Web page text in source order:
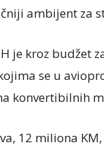
ambijent za
je kroz budžet
se u
konvertibilnih
12 miliona